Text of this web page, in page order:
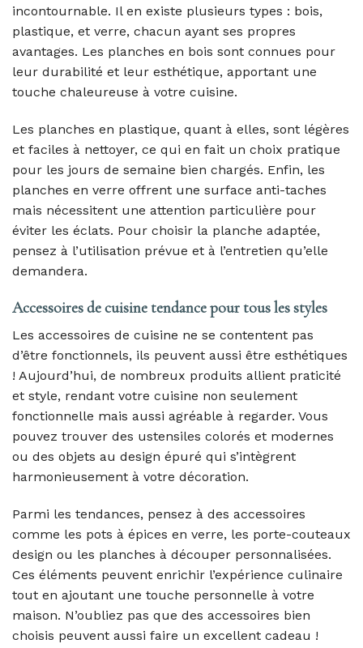
incontournable. Il en existe plusieurs types : bois,
plastique, et verre, chacun ayant ses propres
avantages. Les planches en bois sont connues pour
leur durabilité et leur esthétique, apportant une
touche chaleureuse à votre cuisine.
Les planches en plastique, quant à elles, sont légères
et faciles à nettoyer, ce qui en fait un choix pratique
pour les jours de semaine bien chargés. Enfin, les
planches en verre offrent une surface anti-taches
mais nécessitent une attention particulière pour
éviter les éclats. Pour choisir la planche adaptée,
pensez à l’utilisation prévue et à l’entretien qu’elle
demandera.
Accessoires de cuisine tendance pour tous les styles
Les accessoires de cuisine ne se contentent pas
d’être fonctionnels, ils peuvent aussi être esthétiques
! Aujourd’hui, de nombreux produits allient praticité
et style, rendant votre cuisine non seulement
fonctionnelle mais aussi agréable à regarder. Vous
pouvez trouver des ustensiles colorés et modernes
ou des objets au design épuré qui s’intègrent
harmonieusement à votre décoration.
Parmi les tendances, pensez à des accessoires
comme les pots à épices en verre, les porte-couteaux
design ou les planches à découper personnalisées.
Ces éléments peuvent enrichir l’expérience culinaire
tout en ajoutant une touche personnelle à votre
maison. N’oubliez pas que des accessoires bien
choisis peuvent aussi faire un excellent cadeau !